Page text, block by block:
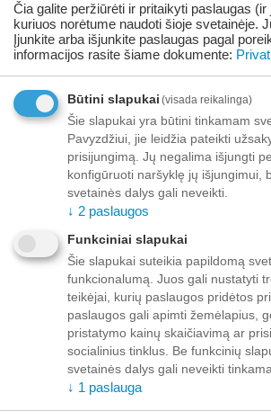
Prekė
prieinama:
08/08/2026
Pridėti prie pageidavimų sąrašo
Pristatymas
Iki buto durų nuo 70,00 EUR nemokamai!
Iki 69,99 EUR pristatymo mokestis:
Venipak kurjeris – 10,00 EUR
Unisend siuntų automatas - 3,50 EUR
Omniva siuntų automatas - 5,00 EUR
Mokėjimas
Aprašymas
Dolfos Probiotic Paste yra pasta šunims ir
Čia galite peržiūrėti ir pritaikyti paslaugas (ir
kuriuos norėtume naudoti šioje svetainėje.
Įjunkite arba išjunkite paslaugas pagal
informacijos rasite šiame dokumente:
Būtini slapukai (visada reikalinga)
Šie slapukai yra būtini tinkamam
Pavyzdžiui, jie leidžia pateikti
prisijungimą. Jų negalima išjungti
konfigūruoti naršyklę jų išjungimui,
svetainės dalys gali neveikti.
↓ 2 paslaugos
Funkciniai slapukai
Šie slapukai suteikia papildomą
funkcionalumą. Juos gali nustatyti
teikėjai, kurių paslaugos pridėtos
paslaugos gali apimti žemėlapius,
pristatymo kainų skaičiavimą ar
socialinius tinklus. Be funkcinių
svetainės dalys gali neveikti
↓ 1 paslauga